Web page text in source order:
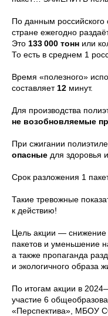
По данным
стране ежегодно
Это 133 000 тонн или
То есть в среднем 1
Время «полезного»
составляет 12 минут.
Для производства
не возобновляемые
При сжигании
опасные для здоровья
Срок разложения 1
Такие тревожные
к действию!
Цель акции — снижение
пакетов и уменьшение
а также пропаганда
и экологичного образа
По итогам акции в
участие 6
«Перспектива»,